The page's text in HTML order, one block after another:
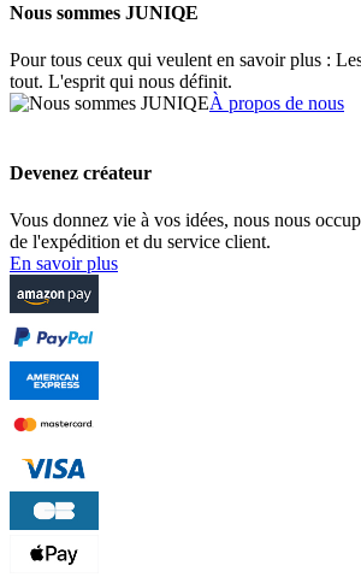
Nous sommes JUNIQE
Pour tous ceux qui veulent en savoir plus :
tout. L'esprit qui nous définit.
À propos de nous
Devenez créateur
Vous donnez vie à vos idées, nous nous
de l'expédition et du service client.
En savoir plus